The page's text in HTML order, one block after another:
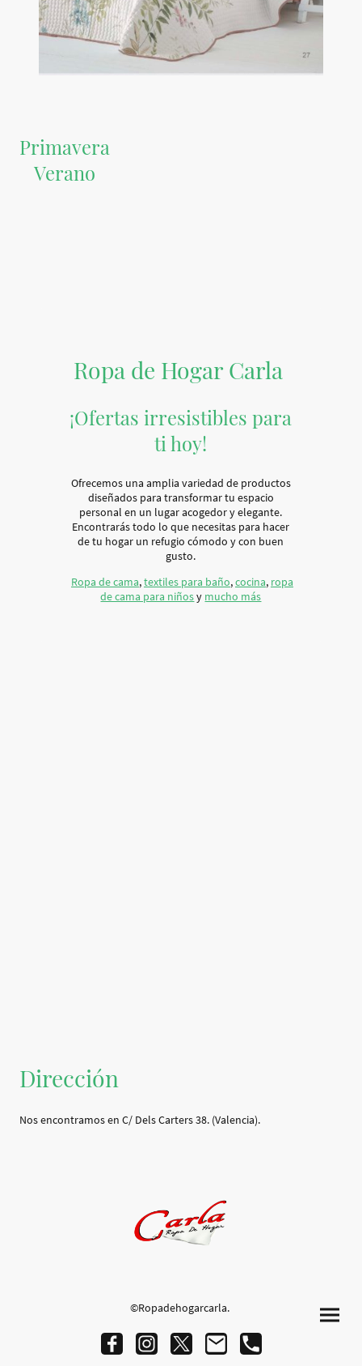
Primavera
Verano
Ropa de Hogar Carla
¡Ofertas irresistibles para
ti hoy!
Ofrecemos una amplia variedad de productos
diseñados para transformar tu espacio
personal en un lugar acogedor y elegante.
Encontrarás todo lo que necesitas para hacer
de tu hogar un refugio cómodo y con buen
gusto.
Ropa de cama,textiles para baño,cocina, ropa
de cama para niñosy mucho más
Dirección
Nos encontramos en C/ Dels Carters 38. (Valencia).
©Ropadehogarcarla.